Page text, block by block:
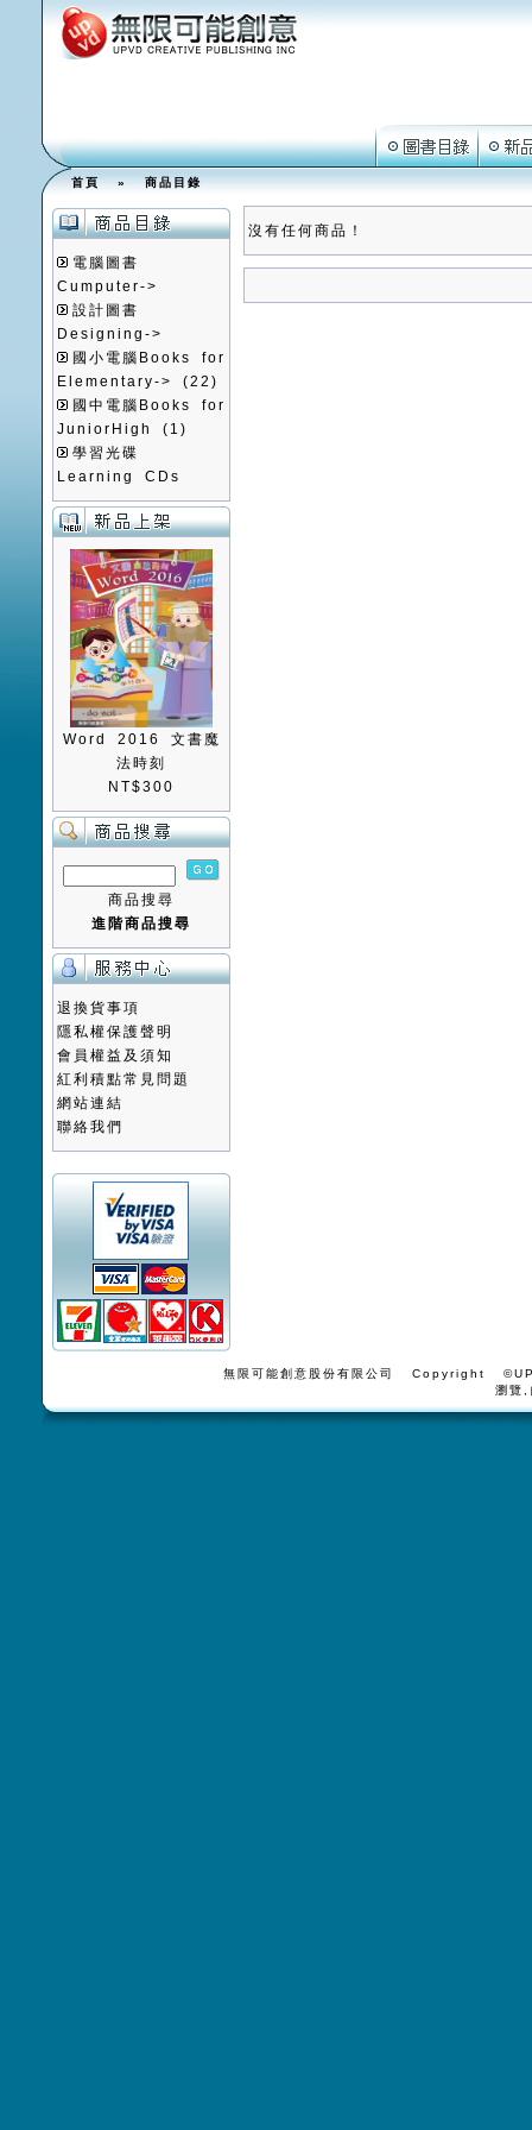
首頁»商品目錄
電腦圖書
Cumputer->
設計圖書
Designing->
國小電腦Books for
Elementary->
(22)
國中電腦Books for
JuniorHigh
(1)
學習光碟
Learning CDs
Word 2016 文書魔
法時刻
NT$300
商品搜尋
進階商品搜尋
退換貨事項
隱私權保護聲明
會員權益及須知
紅利積點常見問題
網站連結
聯絡我們
沒有任何商品！
無限可能創意股份有限公司 Copyright
瀏